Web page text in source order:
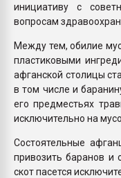
инициативу с
вопросам
Между тем, обилие
пластиковыми
афганской столицы
в том числе и
его предместьях
исключительно на
Состоятельные
привозить баранов и
скот пасется